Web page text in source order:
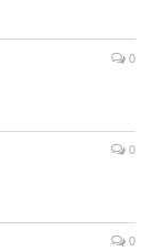
0
0
0